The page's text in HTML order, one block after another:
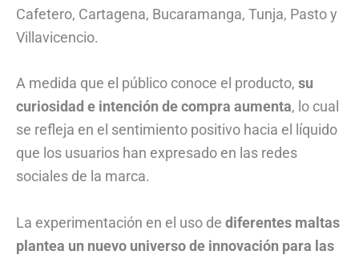
Cafetero, Cartagena, Bucaramanga, Tunja, Pasto y
Villavicencio.
A medida que el público conoce el producto, su
curiosidad e intención de compra aumenta, lo cual
se refleja en el sentimiento positivo hacia el líquido
que los usuarios han expresado en las redes
sociales de la marca.
La experimentación en el uso de diferentes maltas
plantea un nuevo universo de innovación para las